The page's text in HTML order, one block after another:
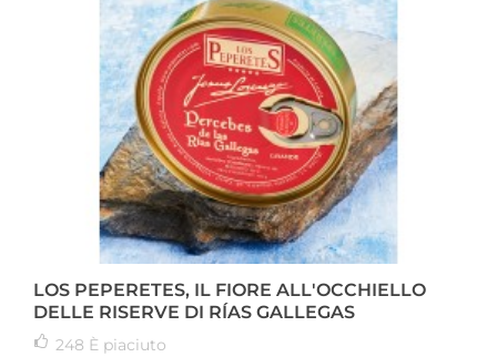
LOS PEPERETES, IL FIORE ALL'OCCHIELLO
DELLE RISERVE DI RÍAS GALLEGAS
248 È piaciuto